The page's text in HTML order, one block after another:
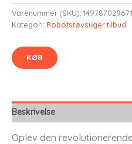
Varenummer (SKU):
Kategori: Robotstøvsuger tilbud
KØB
Beskrivelse
Oplev den